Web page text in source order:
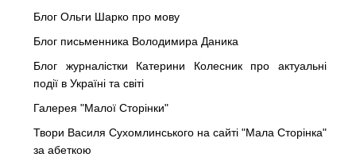
Блог Ольги Шарко про мову
Блог письменника Володимира Даника
Блог журналістки Катерини Колесник про актуальні
події в Україні та світі
Галерея "Малої Сторінки"
Твори Василя Сухомлинського на сайті "Мала Сторінка"
за абеткою